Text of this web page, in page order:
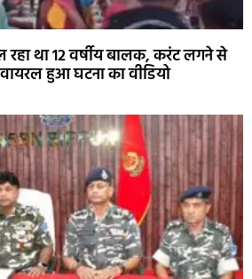
था 12 वर्षीय बालक, करंट लगने से
हुआ घटना का वीडियो